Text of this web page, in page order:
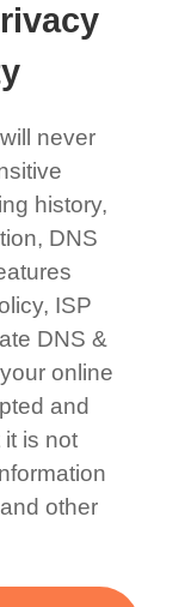
never
history,
DNS
ISP
DNS &
online
and
is not
other